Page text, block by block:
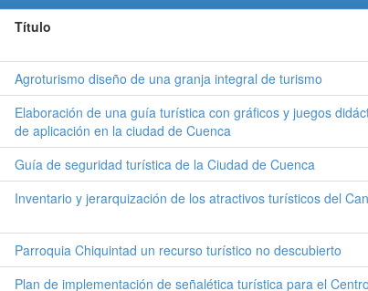
Título
Agroturismo diseño de una granja integral de turismo
Elaboración de una guía turística con gráficos y juegos
de aplicación en la ciudad de Cuenca
Guía de seguridad turística de la Ciudad de Cuenca
Inventario y jerarquización de los atractivos turísticos del
Parroquia Chiquintad un recurso turístico no descubierto
Plan de implementación de señalética turística para el